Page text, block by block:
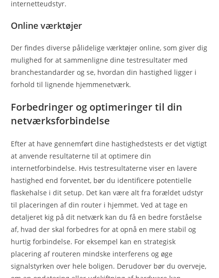
internetteudstyr.
Online værktøjer
Der findes diverse pålidelige værktøjer online, som giver dig
mulighed for at sammenligne dine testresultater med
branchestandarder og se, hvordan din hastighed ligger i
forhold til lignende hjemmenetværk.
Forbedringer og optimeringer til din
netværksforbindelse
Efter at have gennemført dine hastighedstests er det vigtigt
at anvende resultaterne til at optimere din
internetforbindelse. Hvis testresultaterne viser en lavere
hastighed end forventet, bør du identificere potentielle
flaskehalse i dit setup. Det kan være alt fra forældet udstyr
til placeringen af din router i hjemmet. Ved at tage en
detaljeret kig på dit netværk kan du få en bedre forståelse
af, hvad der skal forbedres for at opnå en mere stabil og
hurtig forbindelse. For eksempel kan en strategisk
placering af routeren mindske interferens og øge
signalstyrken over hele boligen. Derudover bør du overveje,